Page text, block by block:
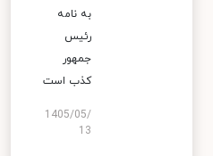
به نامه
رئیس
جمهور
کذب است
1405/05/
13